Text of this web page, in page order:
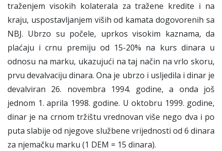
traženjem visokih kolaterala za tražene kredite i na
kraju, uspostavljanjem viših od kamata dogovorenih sa
NBJ. Ubrzo su počele, uprkos visokim kaznama, da
plaćaju i crnu premiju od 15-20% na kurs dinara u
odnosu na marku, ukazujući na taj način na vrlo skoru,
prvu devalvaciju dinara. Ona je ubrzo i usljedila i dinar je
devalviran 26. novembra 1994. godine, a onda još
jednom 1. aprila 1998. godine. U oktobru 1999. godine,
dinar je na crnom tržištu vrednovan više nego dva i po
puta slabije od njegove službene vrijednosti od 6 dinara
za njemačku marku (1 DEM = 15 dinara).